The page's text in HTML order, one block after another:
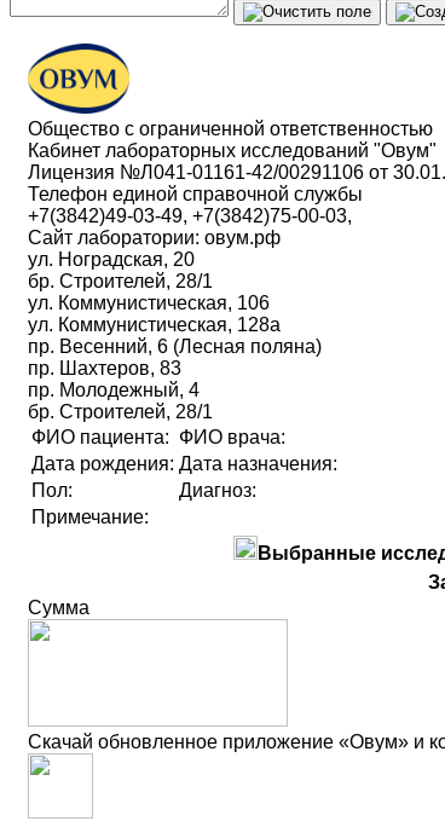
Общество с ограниченной ответственностью
Кабинет лабораторных исследований "Овум"
Лицензия №Л041-01161-42/00291106 от
Телефон единой справочной службы
+7(3842)49-03-49, +7(3842)75-00-03,
Сайт лаборатории: овум.рф
ул. Ноградская, 20
бр. Строителей, 28/1
ул. Коммунистическая, 106
ул. Коммунистическая, 128а
пр. Весенний, 6 (Лесная поляна)
пр. Шахтеров, 83
пр. Молодежный, 4
бр. Строителей, 28/1
ФИО пациента: ФИО врача:
Дата рождения: Дата назначения:
Пол:
Диагноз:
Примечание:
Выбранные
Сумма
Скачай обновленное приложение «Овум» и